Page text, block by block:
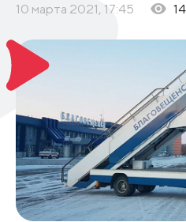
10 марта 2021, 17:45